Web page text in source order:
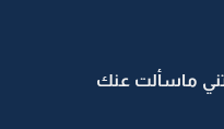
ماسألت عنك